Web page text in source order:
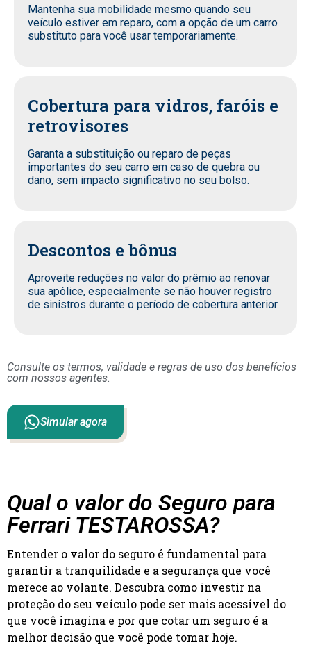
Mantenha sua mobilidade mesmo quando seu
veículo estiver em reparo, com a opção de um carro
substituto para você usar temporariamente.
Cobertura para vidros, faróis e
retrovisores
Garanta a substituição ou reparo de peças
importantes do seu carro em caso de quebra ou
dano, sem impacto significativo no seu bolso.
Descontos e bônus
Aproveite reduções no valor do prêmio ao renovar
sua apólice, especialmente se não houver registro
de sinistros durante o período de cobertura anterior.
Consulte os termos, validade e regras de uso dos benefícios
com nossos agentes.
Simular agora
Qual o valor do Seguro para
Ferrari TESTAROSSA?
Entender o valor do seguro é fundamental para
garantir a tranquilidade e a segurança que você
merece ao volante. Descubra como investir na
proteção do seu veículo pode ser mais acessível do
que você imagina e por que cotar um seguro é a
melhor decisão que você pode tomar hoje.